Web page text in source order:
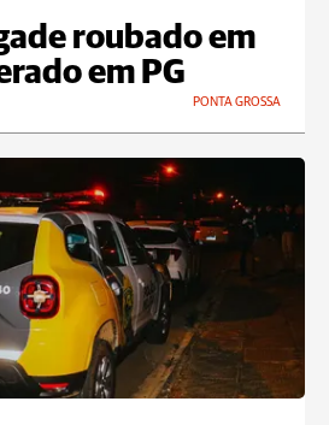
roubado em
em PG
PONTA GROSSA